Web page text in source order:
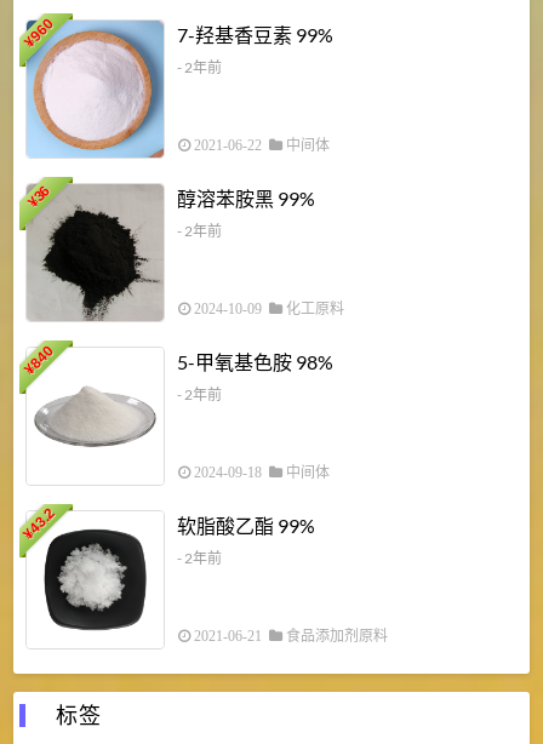
¥
960 7-羟基香豆素 99%
- 2年前
2021-06-22 中间体
¥
36 醇溶苯胺黑 99%
- 2年前
2024-10-09 化工原料
¥
840 5-甲氧基色胺 98%
- 2年前
2024-09-18 中间体
¥
43.2 软脂酸乙酯 99%
- 2年前
2021-06-21 食品添加剂原料
标签